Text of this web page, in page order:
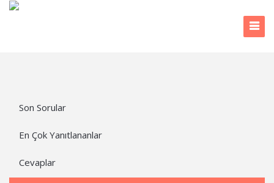
Son Sorular
En Çok Yanıtlananlar
Cevaplar